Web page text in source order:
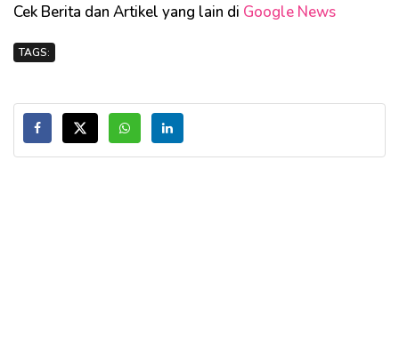
Cek Berita dan Artikel yang lain di Google News
TAGS: